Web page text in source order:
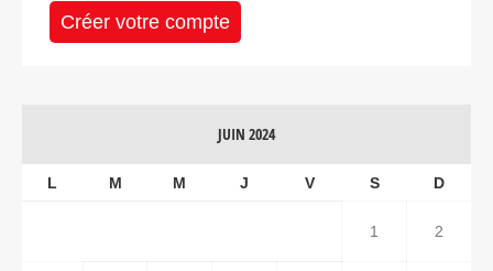
Créer votre compte
JUIN 2024
L M M J V S D
1 2